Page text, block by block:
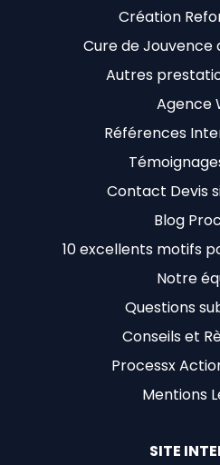
Création
Cure de Jouvence
Autres
Agence
Références
Contact Devis
Blog
10 excellents motifs
Notre
Questions
Conseils et
Processx
Mentions
SITE